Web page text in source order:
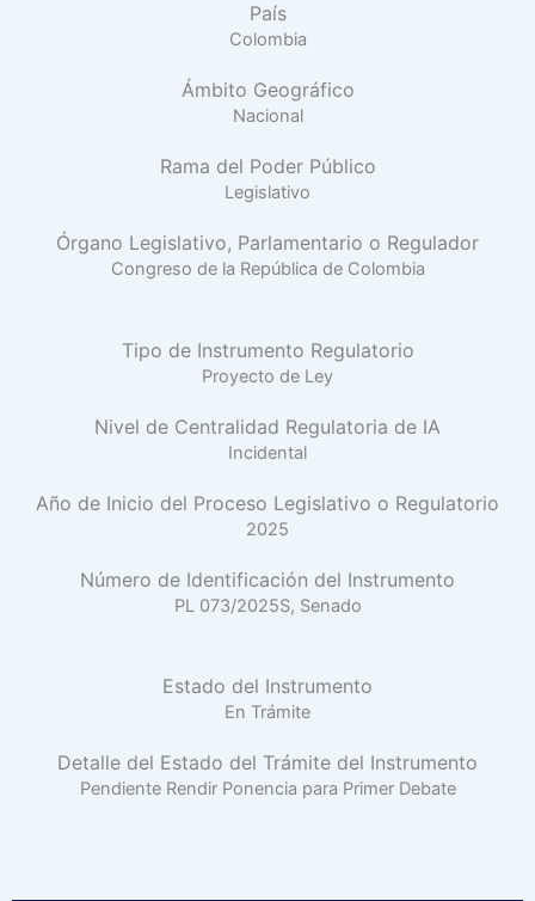
País
Colombia
Ámbito Geográfico
Nacional
Rama del Poder Público
Legislativo
Órgano Legislativo, Parlamentario o Regulador
Congreso de la República de Colombia
Tipo de Instrumento Regulatorio
Proyecto de Ley
Nivel de Centralidad Regulatoria de IA
Incidental
Año de Inicio del Proceso Legislativo o Regulatorio
2025
Número de Identificación del Instrumento
PL 073/2025S, Senado
Estado del Instrumento
En Trámite
Detalle del Estado del Trámite del Instrumento
Pendiente Rendir Ponencia para Primer Debate